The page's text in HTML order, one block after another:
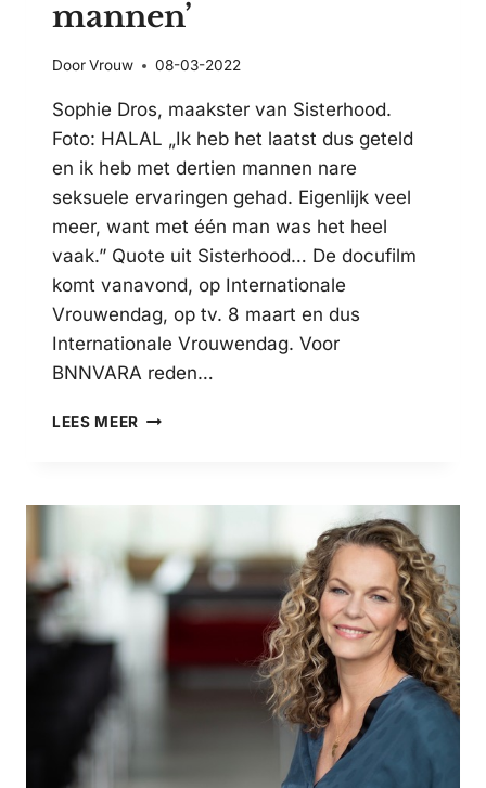
mannen’
DoorVrouw 08-03-2022
Sophie Dros, maakster van Sisterhood.
Foto: HALAL „Ik heb het laatst dus geteld
en ik heb met dertien mannen nare
seksuele ervaringen gehad. Eigenlijk veel
meer, want met één man was het heel
vaak.” Quote uit Sisterhood… De docufilm
komt vanavond, op Internationale
Vrouwendag, op tv. 8 maart en dus
Internationale Vrouwendag. Voor
BNNVARA reden…
LEES MEER INTERNATIONALE
DUS
KIJKEN:
‘BANG
VOOR
MANNEN’